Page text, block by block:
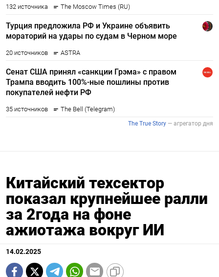
Китайский техсектор
показал крупнейшее ралли
за 2года на фоне
ажиотажа вокруг ИИ
14.02.2025